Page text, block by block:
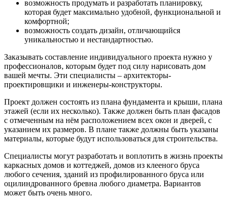
возможность продумать и разработать планировку,
которая будет максимально удобной, функциональной и
комфортной;
возможность создать дизайн, отличающийся
уникальностью и нестандартностью.
Заказывать составление индивидуального проекта нужно у
профессионалов, которым будет под силу нарисовать дом
вашей мечты. Эти специалисты – архитекторы-
проектировщики и инженеры-конструкторы.
Проект должен состоять из плана фундамента и крыши, плана
этажей (если их несколько). Также должен быть план фасадов
с отмеченным на нём расположением всех окон и дверей, с
указанием их размеров. В плане также должны быть указаны
материалы, которые будут использоваться для строительства.
Специалисты могут разработать и воплотить в жизнь проекты
каркасных домов и коттеджей, домов из клееного бруса
любого сечения, зданий из профилированного бруса или
оцилиндрованного бревна любого диаметра. Вариантов
может быть очень много.